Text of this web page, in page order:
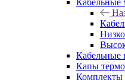
Кабельные
Кабельные
Капы
Комплекты